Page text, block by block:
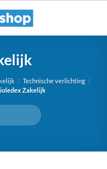
/ Technische verlichting /
Zakelijk